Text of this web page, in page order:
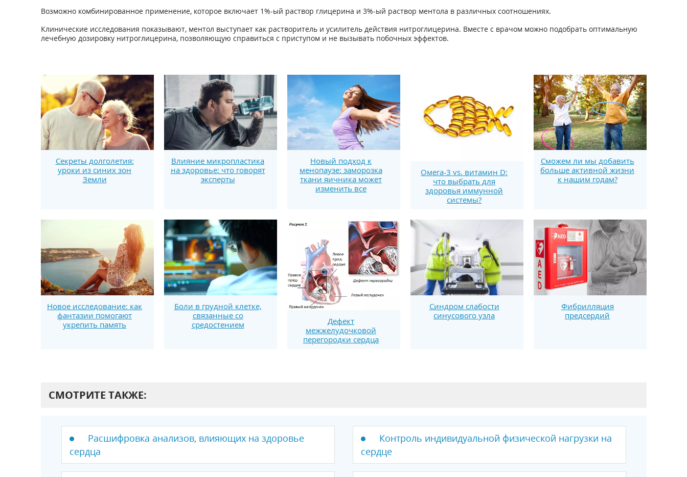
Возможно комбинированное применение, которое включает 1%-ый раствор глицерина и 3%-ый раствор ментола в различных соотношениях.
Клинические исследования показывают, ментол выступает как растворитель и усилитель действия нитроглицерина. Вместе с врачом можно подобрать оптимальную
лечебную дозировку нитроглицерина, позволяющую справиться с приступом и не вызывать побочных эффектов.
Секреты долголетия:
уроки из синих зон
Земли
Влияние микропластика
на здоровье: что говорят
эксперты
Новый подход к
менопаузе: заморозка
ткани яичника может
изменить все
Омега-3 vs. витамин D:
что выбрать для
здоровья иммунной
системы?
Сможем ли мы добавить
больше активной жизни
к нашим годам?
Новое исследование: как
фантазии помогают
укрепить память
Боли в грудной клетке,
связанные со
средостением
Дефект
межжелудочковой
перегородки сердца
Синдром слабости
синусового узла
Фибрилляция
предсердий
СМОТРИТЕ ТАКЖЕ:
Расшифровка анализов, влияющих на здоровье
сердца
Контроль индивидуальной физической нагрузки на
сердце